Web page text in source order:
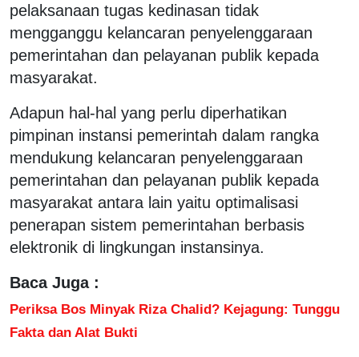
pelaksanaan tugas kedinasan tidak
mengganggu kelancaran penyelenggaraan
pemerintahan dan pelayanan publik kepada
masyarakat.
Adapun hal-hal yang perlu diperhatikan
pimpinan instansi pemerintah dalam rangka
mendukung kelancaran penyelenggaraan
pemerintahan dan pelayanan publik kepada
masyarakat antara lain yaitu optimalisasi
penerapan sistem pemerintahan berbasis
elektronik di lingkungan instansinya.
Baca Juga :
Periksa Bos Minyak Riza Chalid? Kejagung: Tunggu
Fakta dan Alat Bukti